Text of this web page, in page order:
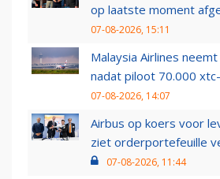
op laatste moment
07-08-2026, 15:11
Malaysia Airlines
nadat piloot 70.000
07-08-2026, 14:07
Airbus op koers voor
ziet orderportefeuille
07-08-2026, 11:44